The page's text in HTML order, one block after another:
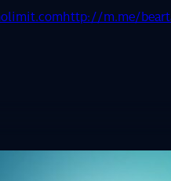
http://m.me/